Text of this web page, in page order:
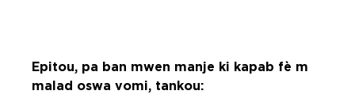
Epitou, pa ban mwen manje ki kapab fè m
malad oswa vomi, tankou: